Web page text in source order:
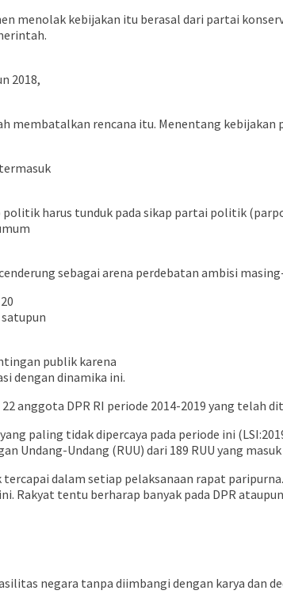
menolak kebijakan itu berasal dari partai
2018,
membatalkan rencana itu. Menentang
harus tunduk pada sikap partai politik
sebagai arena perdebatan ambisi
publik karena
dengan dinamika ini.
anggota DPR RI periode 2014-2019 yang telah
paling tidak dipercaya pada periode ini
Undang-Undang (RUU) dari 189 RUU yang
dalam setiap pelaksanaan rapat
Rakyat tentu berharap banyak pada DPR
negara tanpa diimbangi dengan karya dan